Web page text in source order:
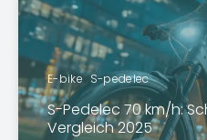
E-bike S-pedelec
S-Pedelec 70 km/h:
Vergleich 2025